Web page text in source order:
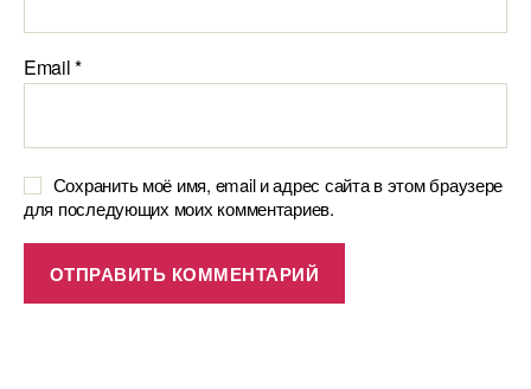
Email*
Сохранить моё имя, email и адрес сайта в этом браузере
для последующих моих комментариев.